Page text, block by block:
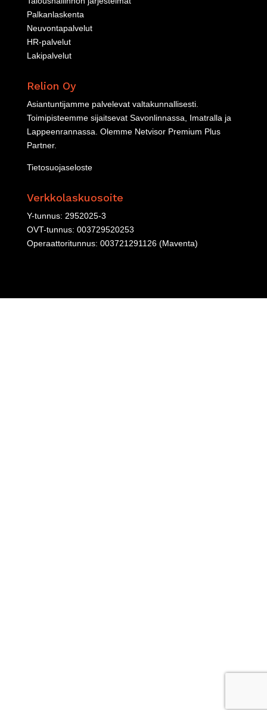
Palkanlaskenta
Neuvontapalvelut
HR-palvelut
Lakipalvelut
Relion Oy
Asiantuntijamme palvelevat valtakunnallisesti.
Toimipisteemme sijaitsevat Savonlinnassa, Imatralla ja
Lappeenrannassa. Olemme Netvisor Premium Plus
Partner.
Tietosuojaseloste
Verkkolaskuosoite
Y-tunnus: 2952025-3
OVT-tunnus: 003729520253
Operaattoritunnus: 003721291126 (Maventa)